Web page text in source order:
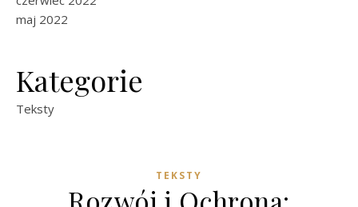
maj 2022
Kategorie
Teksty
TEKSTY